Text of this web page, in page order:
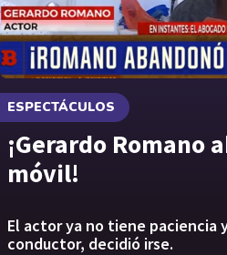
ESPECTÁCULOS
¡Gerardo Romano
móvil!
El actor ya no tiene paciencia
conductor, decidió irse.